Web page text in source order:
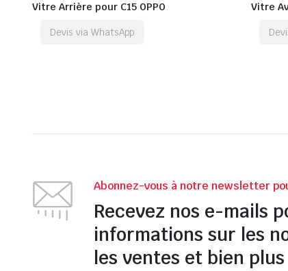
Vitre Arrière pour C15 OPPO
Devis via WhatsApp
Vitre
Abonnez-vous à notre newsletter
Recevez nos e-mails
informations sur les
les ventes et bien